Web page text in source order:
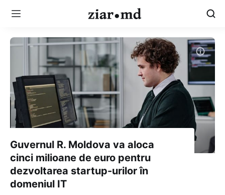
Guvernul R. Moldova va aloca
cinci milioane de euro pentru
dezvoltarea startup-urilor în
domeniul IT